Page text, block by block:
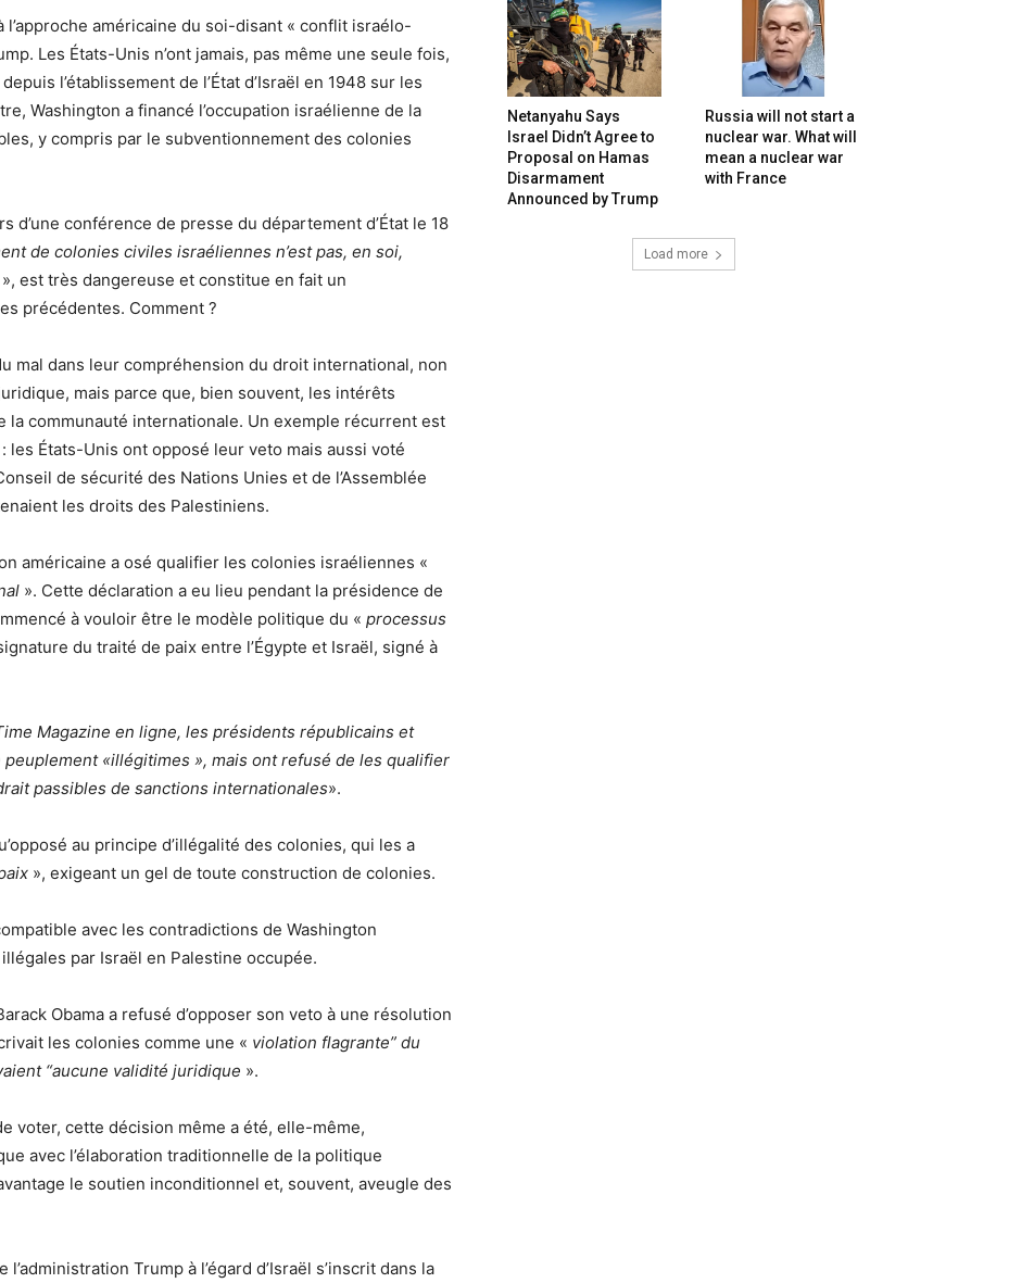
américaine du soi-disant « conflit israélo-
Les États-Unis n’ont jamais, pas même une seule fois,
l’établissement de l’État d’Israël en 1948 sur les
Washington a financé l’occupation israélienne de la
y compris par le subventionnement des colonies
d’une conférence de presse du département d’État le 18
de colonies civiles israéliennes n’est pas, en soi,
», est très dangereuse et constitue en fait un
précédentes. Comment ?
mal dans leur compréhension du droit international, non
mais parce que, bien souvent, les intérêts
la communauté internationale. Un exemple récurrent est
les États-Unis ont opposé leur veto mais aussi voté
de sécurité des Nations Unies et de l’Assemblée
les droits des Palestiniens.
américaine a osé qualifier les colonies israéliennes «
». Cette déclaration a eu lieu pendant la présidence de
à vouloir être le modèle politique du « processus
du traité de paix entre l’Égypte et Israël, signé à
Magazine en ligne, les présidents républicains et
«illégitimes », mais ont refusé de les qualifier
passibles de sanctions internationales».
au principe d’illégalité des colonies, qui les a
», exigeant un gel de toute construction de colonies.
avec les contradictions de Washington
par Israël en Palestine occupée.
Obama a refusé d’opposer son veto à une résolution
les colonies comme une « violation flagrante” du
“aucune validité juridique ».
voter, cette décision même a été, elle-même,
avec l’élaboration traditionnelle de la politique
le soutien inconditionnel et, souvent, aveugle des
Trump à l’égard d’Israël s’inscrit dans la
Netanyahu Says
Israel Didn’t Agree to
Proposal on Hamas
Disarmament
Announced by Trump
Russia will not start a
nuclear war. What will
mean a nuclear war
with France
Load more